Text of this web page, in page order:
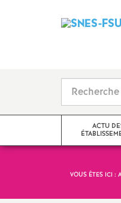
ACTU
VOUS ÊTES ICI :